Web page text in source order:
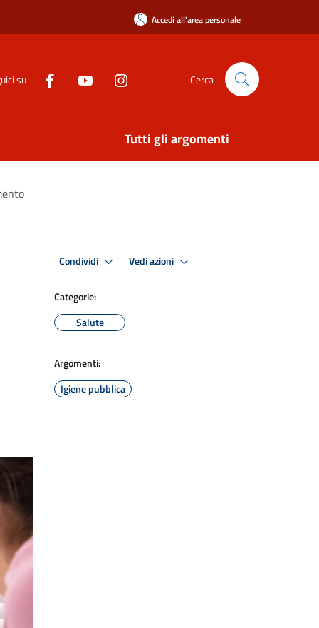
Accedi all'area personale
su Cerca
Tutti gli argomenti
Condividi Vedi azioni
Categorie:
Salute
Argomenti:
Igiene pubblica